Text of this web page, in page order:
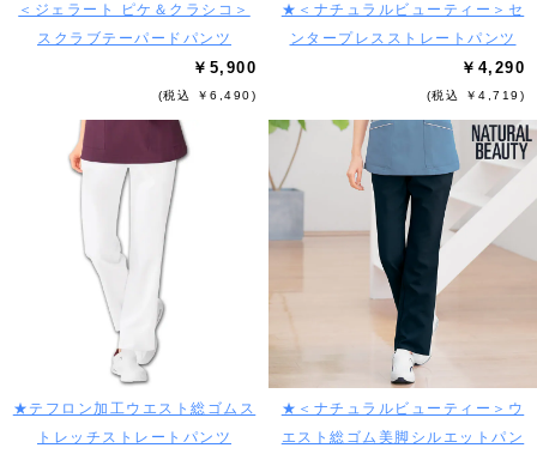
＜ジェラート ピケ＆クラシコ＞
スクラブテーパードパンツ
￥5,900
(税込 ￥6,490)
★＜ナチュラルビューティー＞セ
ンタープレスストレートパンツ
￥4,290
(税込 ￥4,719)
★テフロン加工ウエスト総ゴムス
トレッチストレートパンツ
★＜ナチュラルビューティー＞ウ
エスト総ゴム美脚シルエットパン